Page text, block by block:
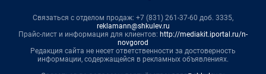
Связаться с отделом продаж: +7 (831) 261-37-60 доб. 3335,
reklamann@shkulev.ru
Прайс-лист и информация для клиентов: http://mediakit.iportal.ru/n-
novgorod
Редакция сайта не несет ответственности за достоверность
информации, содержащейся в рекламных объявлениях.